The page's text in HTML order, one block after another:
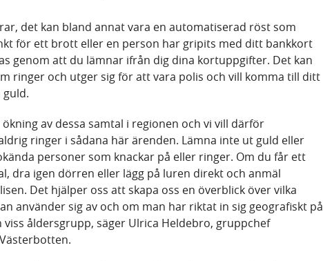
det kan bland annat vara en automatiserad röst som
för ett brott eller en person har gripits med ditt bankkort
genom att du lämnar ifrån dig dina kortuppgifter. Det kan
ringer och utger sig för att vara polis och vill komma till ditt
ökning av dessa samtal i regionen och vi vill därför
ringer i sådana här ärenden. Lämna inte ut guld eller
personer som knackar på eller ringer. Om du får ett
dra igen dörren eller lägg på luren direkt och anmäl
Det hjälper oss att skapa oss en överblick över vilka
använder sig av och om man har riktat in sig geografiskt på
viss åldersgrupp, säger Ulrica Heldebro, gruppchef